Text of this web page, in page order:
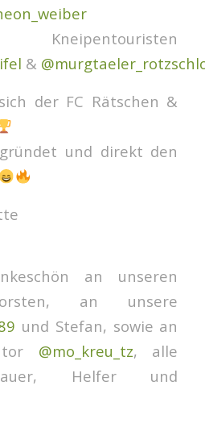
&
der FC Rätschen &
und direkt den
an unseren
an unsere
und Stefan, sowie an
@mo_kreu_tz, alle
Helfer und